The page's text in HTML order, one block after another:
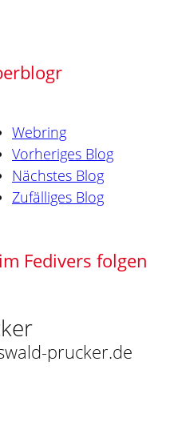
Webring
Vorheriges Blog
Nächstes Blog
Zufälliges Blog
Fedivers folgen
prucker.de